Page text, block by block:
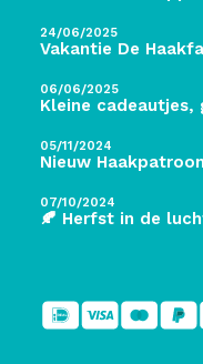
24/06/2025
Vakantie De
06/06/2025
Kleine
05/11/2024
Nieuw
07/10/2024
🍂 Herfst in de